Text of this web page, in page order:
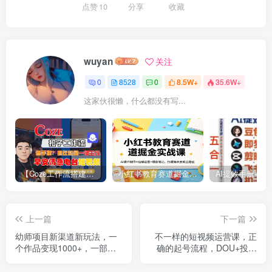
点赞10 分享 收藏
wuyan 关注
0 8528 0 8.5W+ 35.6W+
这家伙很懒，什么都没有写...
【Coze工作流搭建实操教程】【coze】早安情感电台日签视频还在手动做？用扣子工作流自动生成，省时90% 小红书教育赛道掘金实战课：AI课件制作+店铺运营+爆款笔记，打通知识变现全路径
上一篇
幼师项目新渠道新玩法，一
个作品变现1000+，一部手
下一篇
不一样的短视频运营课，正
确的起号流程，DOU+投放